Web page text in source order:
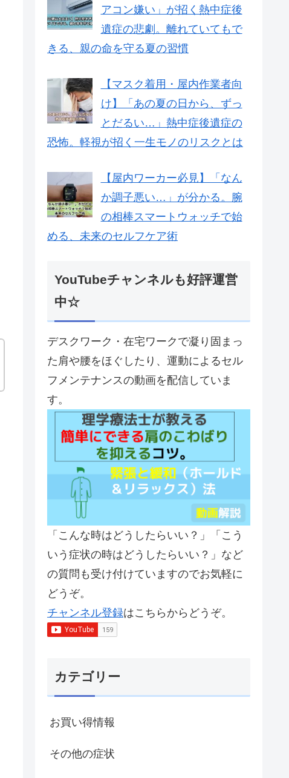
アコン嫌い」が招く熱中症後
遺症の悲劇。離れていてもで
きる、親の命を守る夏の習慣
【マスク着用・屋内作業者向
け】「あの夏の日から、ずっ
とだるい…」熱中症後遺症の
恐怖。軽視が招く一生モノのリスクとは
【屋内ワーカー必見】「なん
か調子悪い…」が分かる。腕
の相棒スマートウォッチで始
める、未来のセルフケア術
YouTubeチャンネルも好評運営
中☆
デスクワーク・在宅ワークで凝り固まっ
た肩や腰をほぐしたり、運動によるセル
フメンテナンスの動画を配信していま
す。
「こんな時はどうしたらいい？」「こう
いう症状の時はどうしたらいい？」など
の質問も受け付けていますのでお気軽に
どうぞ。
チャンネル登録はこちらからどうぞ。
カテゴリー
お買い得情報
その他の症状